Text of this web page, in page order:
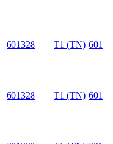
601328 T1 (TN) 601
601328 T1 (TN) 601